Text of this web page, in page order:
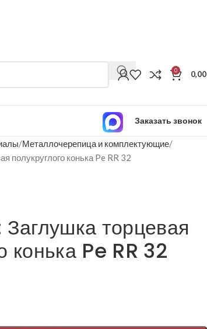
0 0,00
Заказать звонок
Металлочерепица и комплектующие
полукруглого конька Pe RR 32
торцевая
конька Pe RR 32